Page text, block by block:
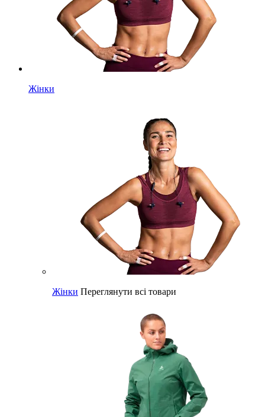
Жінки
Жінки Переглянути всі товари